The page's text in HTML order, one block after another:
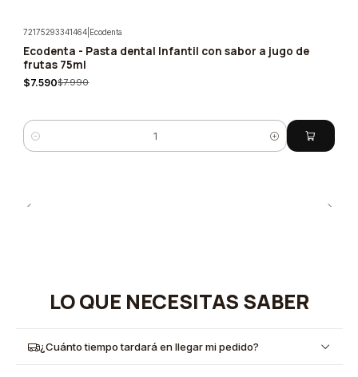
-5%
72175293341464 Ecodenta
Ecodenta - Pasta dental Infantil con sabor a jugo de
frutas 75ml
$7.590$7.990
Quantity
LO QUE NECESITAS SABER
¿Cuánto tiempo tardará en llegar mi pedido?